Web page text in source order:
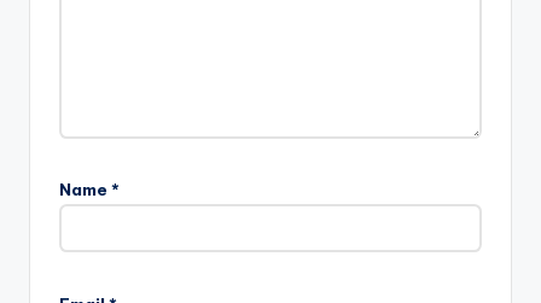
Name *